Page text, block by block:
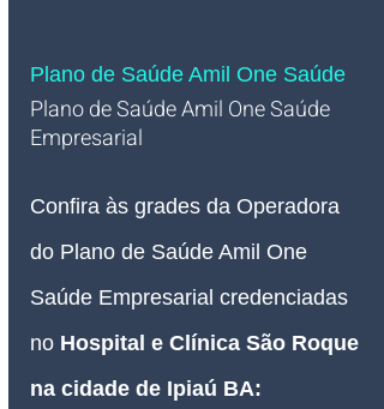
Plano de Saúde Amil One Saúde
Plano de Saúde Amil One Saúde
Empresarial
Confira às grades da Operadora
do Plano de Saúde Amil One
Saúde Empresarial credenciadas
no Hospital e Clínica São Roque
na cidade de Ipiaú BA: